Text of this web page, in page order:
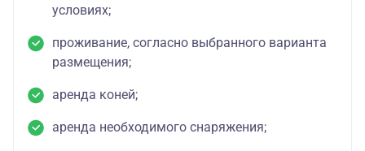
условиях;
проживание, согласно выбранного варианта
размещения;
аренда коней;
аренда необходимого снаряжения;